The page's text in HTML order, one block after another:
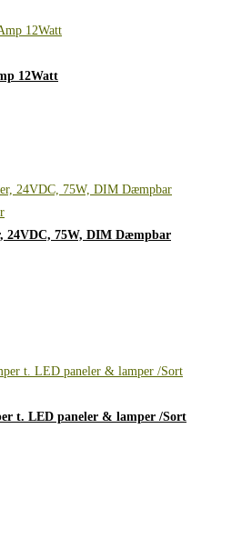
12Watt
24VDC, 75W, DIM Dæmpbar
t. LED paneler & lamper /Sort